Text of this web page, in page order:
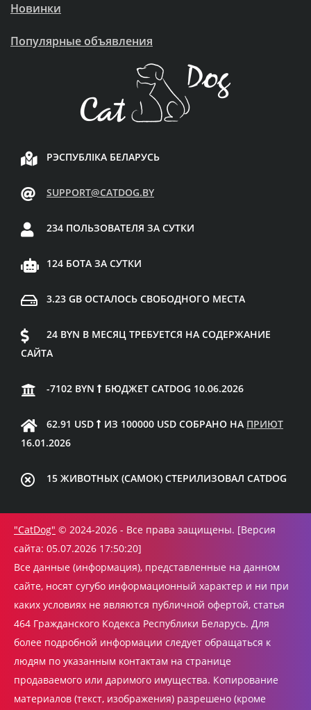
Новинки
Популярные объявления
РЭСПУБЛІКА БЕЛАРУСЬ
SUPPORT@CATDOG.BY
234 ПОЛЬЗОВАТЕЛЯ ЗА СУТКИ
124 БОТА ЗА СУТКИ
3.23 GB ОСТАЛОСЬ СВОБОДНОГО МЕСТА
24 BYN В МЕСЯЦ ТРЕБУЕТСЯ НА СОДЕРЖАНИЕ
САЙТА
-7102 BYN БЮДЖЕТ CATDOG 10.06.2026
62.91 USD ИЗ 100000 USD СОБРАНО НА ПРИЮТ
16.01.2026
15 ЖИВОТНЫХ (САМОК) СТЕРИЛИЗОВАЛ CATDOG
"CatDog" © 2024-2026 - Все права защищены. [Версия
сайта: 05.07.2026 17:50:20]
Все данные (информация), представленные на данном
сайте, носят сугубо информационный характер и ни при
каких условиях не являются публичной офертой, статья
464 Гражданского Кодекса Республики Беларусь. Для
более подробной информации следует обращаться к
людям по указанным контактам на странице
продаваемого или даримого имущества. Копирование
материалов (текст, изображения) разрешено (кроме